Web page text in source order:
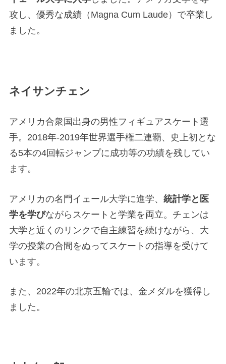
攻し、優秀な成績（Magna Cum Laude）で卒業し
ました。
ネイサンチェン
アメリカ合衆国出身の男性フィギュアスケート選
手。2018年-2019年世界選手権二連覇、史上初とな
る5本の4回転ジャンプに成功等の功績を残してい
ます。
アメリカの名門イェール大学に進学、 統計学と医
学を学びながらスケートと学業を両立。チェンは
大学と近くのリンクで自主練習を続けながら、大
学の授業の合間をぬってスケートの指導を受けて
います。
また、2022年の北京五輪では、金メダルを獲得し
ました。